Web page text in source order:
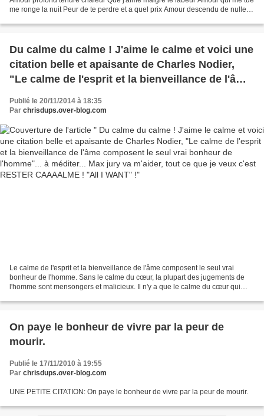
me ronge la nuit Peur de te perdre et a quel prix Amour descendu de nulle
Du calme du calme ! J'aime le calme et voici une
citation belle et apaisante de Charles Nodier,
"Le calme de l'esprit et la bienveillance de l'âme
méditer... Max jury va m'aider, tout ce que je
Publié le 20/11/2014 à 18:35
Par chrisdups.over-blog.com
Le calme de l'esprit et la bienveillance de l'âme composent le seul vrai
bonheur de l'homme. Sans le calme du cœur, la plupart des jugements de
l'homme sont mensongers et malicieux. Il n'y a que le calme du cœur qui
On paye le bonheur de vivre par la peur de
mourir.
Publié le 17/11/2010 à 19:55
Par chrisdups.over-blog.com
UNE PETITE CITATION: On paye le bonheur de vivre par la peur de mourir.